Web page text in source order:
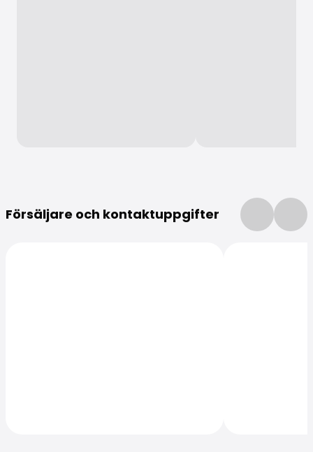
Försäljare och kontaktuppgifter